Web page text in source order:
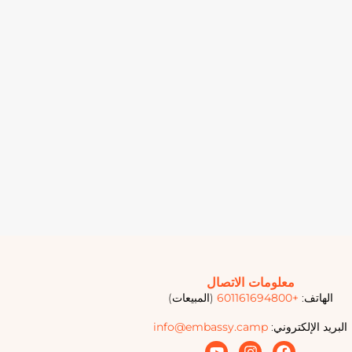
معلومات الاتصال
الهاتف: +601161694800 (المبيعات)
البريد الإلكتروني: info@embassy.camp
F
I
Y